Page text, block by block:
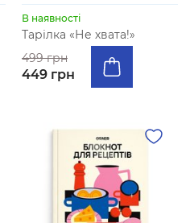
В наявності
Тарілка «Не хвата!»
499 грн
449 грн